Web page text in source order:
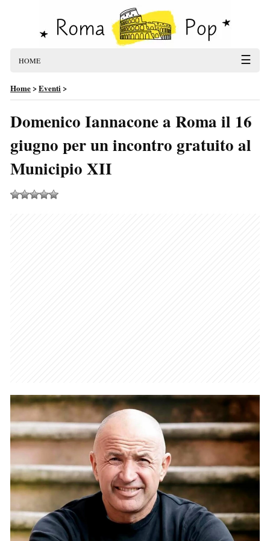
HOME ☰
Home>Eventi>
Domenico Iannacone a Roma il 16
giugno per un incontro gratuito al
Municipio XII